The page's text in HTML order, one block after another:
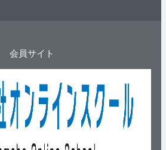
会員サイト